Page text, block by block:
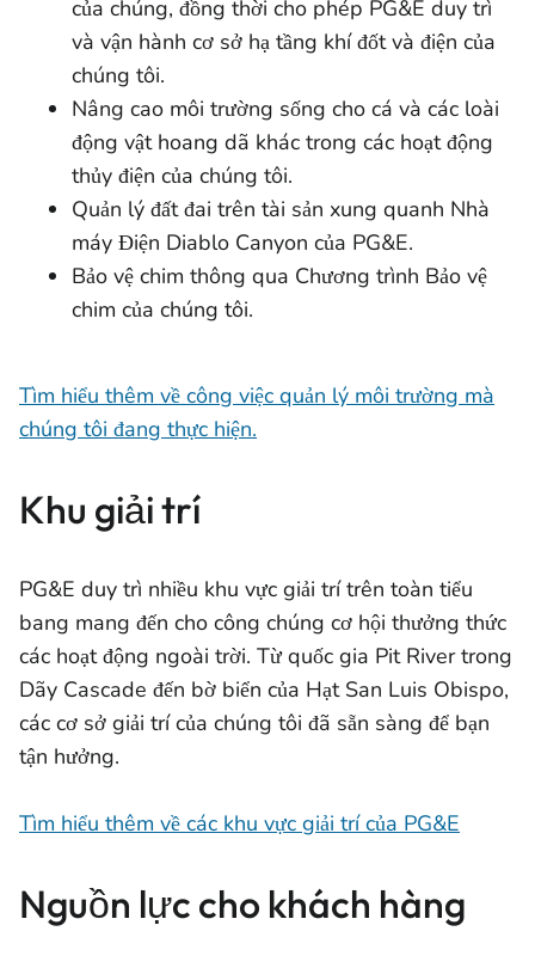
của chúng, đồng thời cho phép PG&E duy trì
và vận hành cơ sở hạ tầng khí đốt và điện của
chúng tôi.
Nâng cao môi trường sống cho cá và các loài
động vật hoang dã khác trong các hoạt động
thủy điện của chúng tôi.
Quản lý đất đai trên tài sản xung quanh Nhà
máy Điện Diablo Canyon của PG&E.
Bảo vệ chim thông qua Chương trình Bảo vệ
chim của chúng tôi.
Tìm hiểu thêm về công việc quản lý môi trường mà
chúng tôi đang thực hiện.
Khu giải trí
PG&E duy trì nhiều khu vực giải trí trên toàn tiểu
bang mang đến cho công chúng cơ hội thưởng thức
các hoạt động ngoài trời. Từ quốc gia Pit River trong
Dãy Cascade đến bờ biển của Hạt San Luis Obispo,
các cơ sở giải trí của chúng tôi đã sẵn sàng để bạn
tận hưởng.
Tìm hiểu thêm về các khu vực giải trí của PG&E
Nguồn lực cho khách hàng